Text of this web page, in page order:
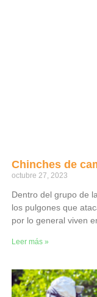
Chinches de
octubre 27, 2023
Dentro del grupo de
los pulgones que
por lo general viven
Leer más »